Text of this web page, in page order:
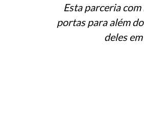
Esta parceria
portas para além
deles